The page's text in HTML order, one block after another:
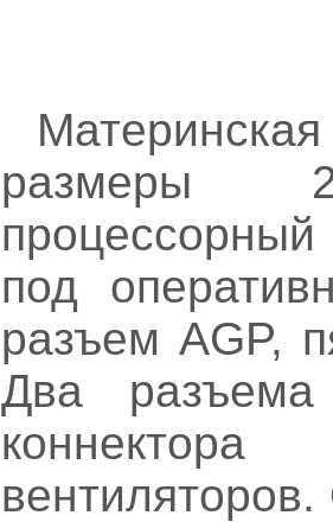
размеры
под
разъем AGP,
Два